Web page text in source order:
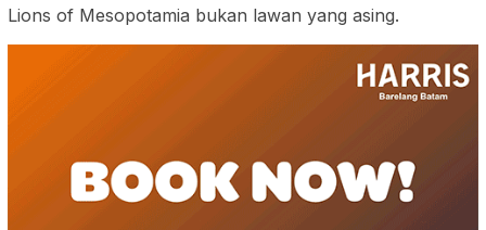
Lions of Mesopotamia bukan lawan yang asing.